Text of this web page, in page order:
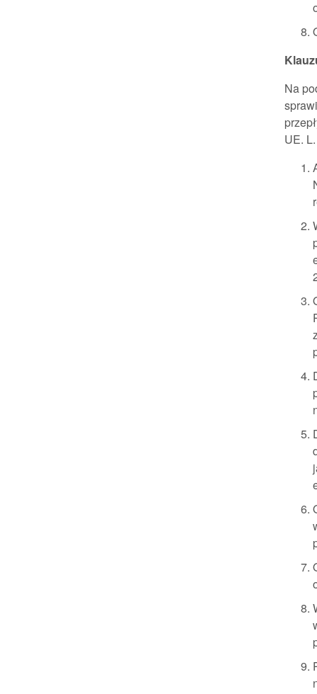
Na
UE.